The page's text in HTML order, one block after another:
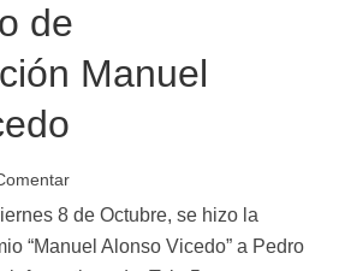
de
Manuel
8 de Octubre, se hizo la
“Manuel Alonso Vicedo” a Pedro